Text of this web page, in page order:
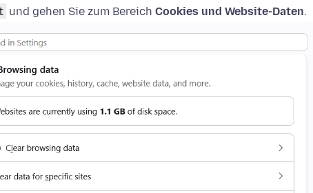
und gehen Sie zum Bereich Cookies und Website-Daten.